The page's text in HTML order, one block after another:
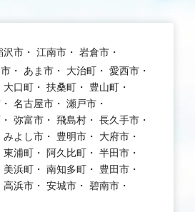
沢市 江南市
岩倉市
あま市 大治町
愛西市
大口町 扶桑町
豊山町
名古屋市
瀬戸市
弥富市 飛島村
長久手市
みよし市 豊明市
大府市
東浦町 阿久比町
半田市
美浜町 南知多町
豊田市
高浜市 安城市
碧南市